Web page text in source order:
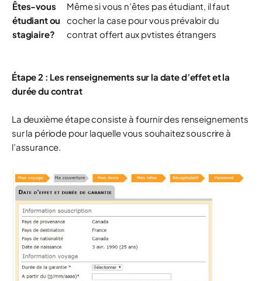
Êtes-vous
étudiant ou
stagiaire?
Même si vous n’êtes pas étudiant, il faut
cocher la case pour vous prévaloir du
contrat offert aux pvtistes étrangers
Étape 2 : Les renseignements sur la date d’effet et la
durée du contrat
La deuxième étape consiste à fournir des renseignements
sur la période pour laquelle vous souhaitez souscrire à
l’assurance.